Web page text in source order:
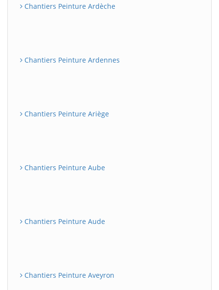
Chantiers Peinture Ardèche
Chantiers Peinture Ardennes
Chantiers Peinture Ariège
Chantiers Peinture Aube
Chantiers Peinture Aude
Chantiers Peinture Aveyron